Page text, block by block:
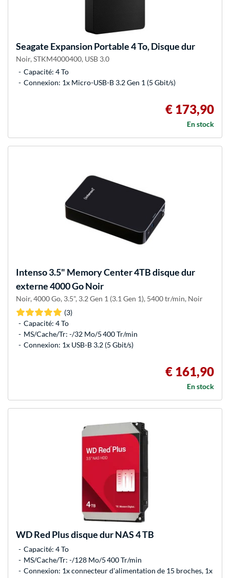
Seagate Expansion Portable 4 To, Disque dur
Noir, STKM4000400, USB 3.0
Capacité: 4 To
Connexion: 1x Micro-USB-B 3.2 Gen 1 (5 Gbit/s)
€ 173,90
En stock
Intenso3.5" Memory Center 4TB disque dur
externe 4000 Go Noir
Noir, 4000 Go, 3.5", 3.2 Gen 1 (3.1 Gen 1), 5400 tr/min, Noir
(3)
Capacité: 4 To
MS/Cache/Tr: -/32 Mo/5 400 Tr/min
Connexion: 1x USB-B 3.2 (5 Gbit/s)
€ 161,90
En stock
WDRed Plus disque dur NAS 4 TB
Capacité: 4 To
MS/Cache/Tr: -/128 Mo/5 400 Tr/min
Connexion: 1x connecteur d'alimentation de 15 broches, 1x